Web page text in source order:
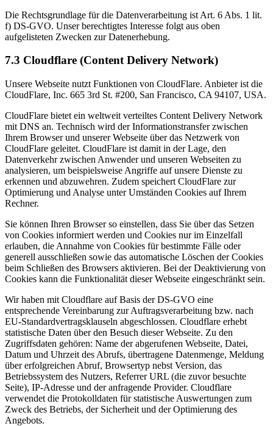
Die Rechtsgrundlage für die Datenverarbeitung ist Art. 6 Abs. 1 lit.
f) DS-GVO. Unser berechtigtes Interesse folgt aus oben
aufgelisteten Zwecken zur Datenerhebung.
7.3 Cloudflare (Content Delivery Network)
Unsere Webseite nutzt Funktionen von CloudFlare. Anbieter ist die
CloudFlare, Inc. 665 3rd St. #200, San Francisco, CA 94107, USA.
CloudFlare bietet ein weltweit verteiltes Content Delivery Network
mit DNS an. Technisch wird der Informationstransfer zwischen
Ihrem Browser und unserer Webseite über das Netzwerk von
CloudFlare geleitet. CloudFlare ist damit in der Lage, den
Datenverkehr zwischen Anwender und unseren Webseiten zu
analysieren, um beispielsweise Angriffe auf unsere Dienste zu
erkennen und abzuwehren. Zudem speichert CloudFlare zur
Optimierung und Analyse unter Umständen Cookies auf Ihrem
Rechner.
Sie können Ihren Browser so einstellen, dass Sie über das Setzen
von Cookies informiert werden und Cookies nur im Einzelfall
erlauben, die Annahme von Cookies für bestimmte Fälle oder
generell ausschließen sowie das automatische Löschen der Cookies
beim Schließen des Browsers aktivieren. Bei der Deaktivierung von
Cookies kann die Funktionalität dieser Webseite eingeschränkt sein.
Wir haben mit Cloudflare auf Basis der DS-GVO eine
entsprechende Vereinbarung zur Auftragsverarbeitung bzw. nach
EU-Standardvertragsklauseln abgeschlossen. Cloudflare erhebt
statistische Daten über den Besuch dieser Webseite. Zu den
Zugriffsdaten gehören: Name der abgerufenen Webseite, Datei,
Datum und Uhrzeit des Abrufs, übertragene Datenmenge, Meldung
über erfolgreichen Abruf, Browsertyp nebst Version, das
Betriebssystem des Nutzers, Referrer URL (die zuvor besuchte
Seite), IP-Adresse und der anfragende Provider. Cloudflare
verwendet die Protokolldaten für statistische Auswertungen zum
Zweck des Betriebs, der Sicherheit und der Optimierung des
Angebots.